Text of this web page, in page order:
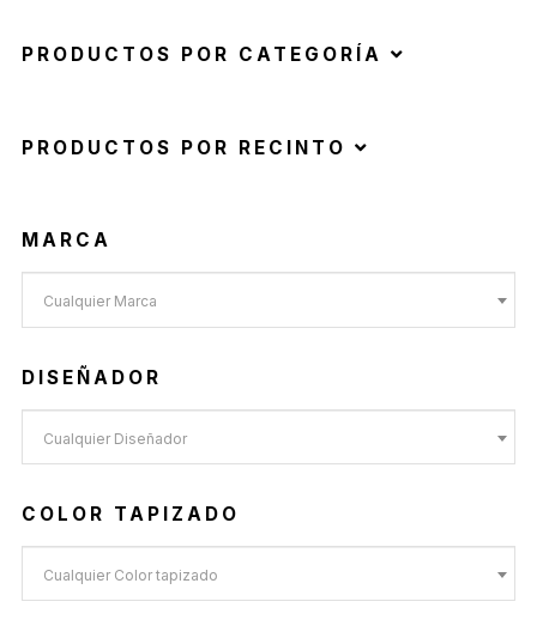
PRODUCTOS POR CATEGORÍA
PRODUCTOS POR RECINTO
MARCA
Cualquier Marca
DISEÑADOR
Cualquier Diseñador
COLOR TAPIZADO
Cualquier Color tapizado